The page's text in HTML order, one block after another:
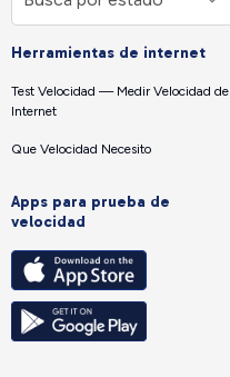
Herramientas de internet
Test Velocidad — Medir Velocidad de
Internet
Que Velocidad Necesito
Apps para prueba de
velocidad